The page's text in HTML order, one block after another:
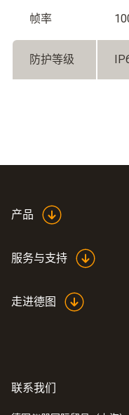
帧率
防护等级
产品
服务与支持
走进德图
联系我们